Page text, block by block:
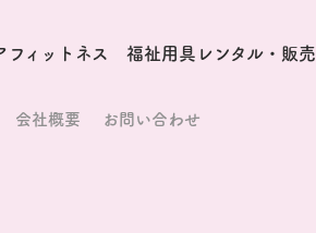
フィットネス 福祉用具レンタル・販売
会社概要 お問い合わせ